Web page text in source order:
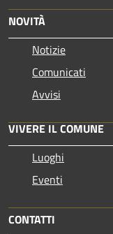
NOVITÀ
Notizie
Comunicati
Avvisi
VIVERE IL COMUNE
Luoghi
Eventi
CONTATTI